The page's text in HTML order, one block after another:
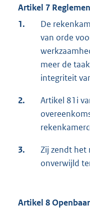
Artikel 7
1.
De
van orde
meer de
integriteit
2.
Artikel 81i
3.
Zij zendt het
onverwijld
Artikel 8